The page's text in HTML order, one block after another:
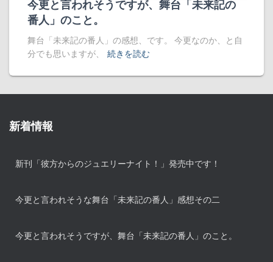
今更と言われそうですが、舞台「未来記の
番人」のこと。
舞台「未来記の番人」の感想、です。 今更なのか、と自
分でも思いますが、
続きを読む
新着情報
新刊「彼方からのジュエリーナイト！」発売中です！
今更と言われそうな舞台「未来記の番人」感想その二
今更と言われそうですが、舞台「未来記の番人」のこと。